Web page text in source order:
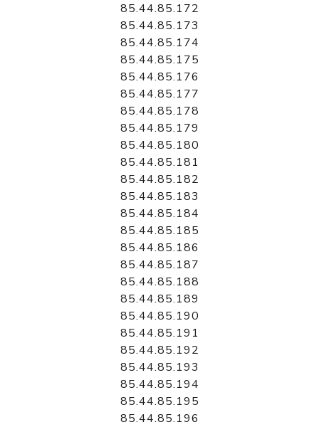
85.44.85.172
85.44.85.173
85.44.85.174
85.44.85.175
85.44.85.176
85.44.85.177
85.44.85.178
85.44.85.179
85.44.85.180
85.44.85.181
85.44.85.182
85.44.85.183
85.44.85.184
85.44.85.185
85.44.85.186
85.44.85.187
85.44.85.188
85.44.85.189
85.44.85.190
85.44.85.191
85.44.85.192
85.44.85.193
85.44.85.194
85.44.85.195
85.44.85.196